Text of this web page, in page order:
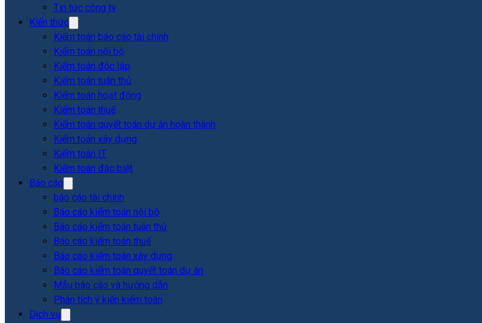
Tin tức công ty
Kiến thức
Kiểm toán báo cáo tài chính
Kiểm toán nội bộ
Kiểm toán độc lập
Kiểm toán tuân thủ
Kiểm toán hoạt động
Kiểm toán thuế
Kiểm toán quyết toán dự án hoàn thành
Kiểm toán xây dựng
Kiểm toán IT
Kiểm toán đặc biệt
Báo cáo
báo cáo tài chính
Báo cáo kiểm toán nội bộ
Báo cáo kiểm toán tuân thủ
Báo cáo kiểm toán thuế
Báo cáo kiểm toán xây dựng
Báo cáo kiểm toán quyết toán dự án
Mẫu báo cáo và hướng dẫn
Phân tích ý kiến kiểm toán
Dịch vụ